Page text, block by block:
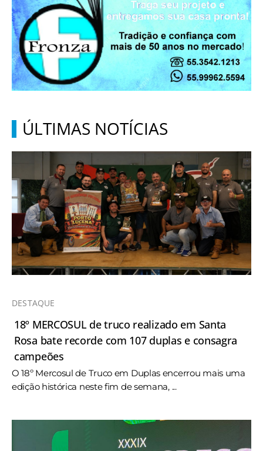
ÚLTIMAS NOTÍCIAS
DESTAQUE
18º MERCOSUL de truco realizado em Santa
Rosa bate recorde com 107 duplas e consagra
campeões
O 18º Mercosul de Truco em Duplas encerrou mais uma
edição histórica neste fim de semana, ...